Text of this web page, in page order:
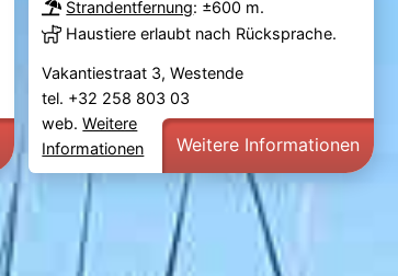
Strandentfernung: ±600 m.
Haustiere erlaubt nach Rücksprache.
Vakantiestraat 3, Westende
tel. +32 258 803 03
web.Weitere
Informationen
Weitere Informationen